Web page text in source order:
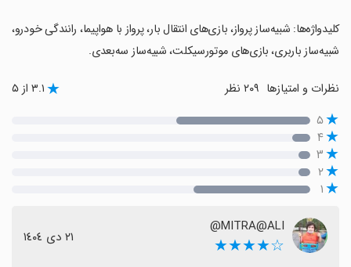
‏کلیدواژه‌ها: شبیه‌ساز پرواز، بازی‌های انتقال بار، پرواز با هواپیما، رانندگی خودرو،
شبیه‌ساز باربری، بازی‌های موتورسیکلت، شبیه‌ساز سه‌بعدی.
نظرات و امتیازها ۳.۱ از ۵
۵
۴
۳
۲
۱
MITRA@ALI@
☆★★★★ ٢١ دی ١٤٠٤